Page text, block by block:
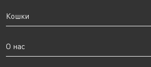
Кошки
О нас